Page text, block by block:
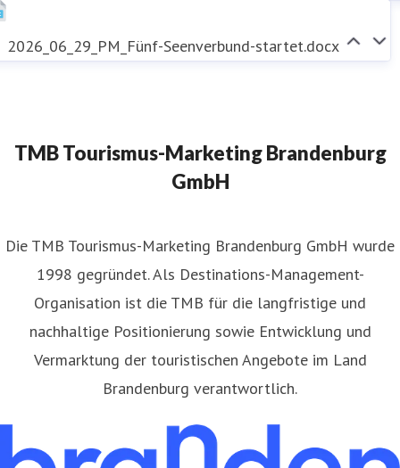
2026_06_29_PM_Fünf-Seenverbund-startet.docx
TMB Tourismus-Marketing Brandenburg
GmbH
​Die TMB Tourismus-Marketing Brandenburg GmbH wurde
1998 gegründet. Als Destinations-Management-
Organisation ist die TMB für die langfristige und
nachhaltige Positionierung sowie Entwicklung und
Vermarktung der touristischen Angebote im Land
Brandenburg verantwortlich.